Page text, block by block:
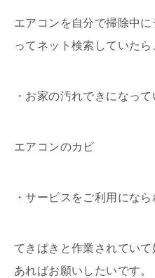
エアコンを自分で掃除中
ってネット検索していた
・お家の汚れできになっ
エアコンのカビ
・サービスをご利用にな
てきぱきと作業されてい
あればお願いしたいです。